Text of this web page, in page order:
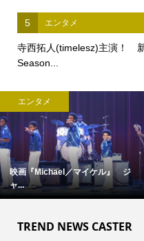
5 エンタメ
寺西拓人(timelesz)主演！
Season...
エンタメ
映画『Michael／マイケル』 ジ
ャ...
TREND NEWS CASTER